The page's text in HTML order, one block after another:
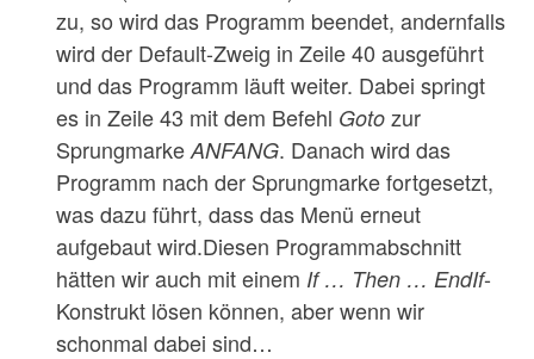
zu, so wird das Programm beendet, andernfalls
wird der Default-Zweig in Zeile 40 ausgeführt
und das Programm läuft weiter. Dabei springt
es in Zeile 43 mit dem Befehl Goto zur
SprungmarkeANFANG. Danach wird das
Programm nach der Sprungmarke fortgesetzt,
was dazu führt, dass das Menü erneut
aufgebaut wird.Diesen Programmabschnitt
hätten wir auch mit einem If … Then … EndIf-
Konstrukt lösen können, aber wenn wir
schonmal dabei sind…